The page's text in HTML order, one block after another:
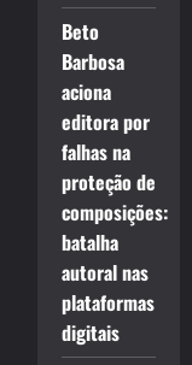
Beto
Barbosa
aciona
editora por
falhas na
proteção de
composições:
batalha
autoral nas
plataformas
digitais